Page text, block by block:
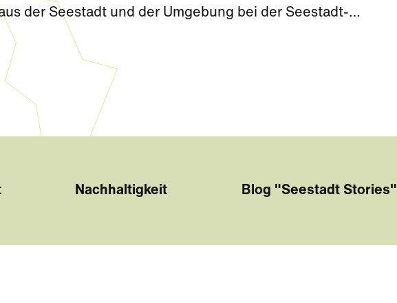
der Seestadt und der Umgebung bei der Seestadt-
Nachhaltigkeit Blog "Seestadt Stories"